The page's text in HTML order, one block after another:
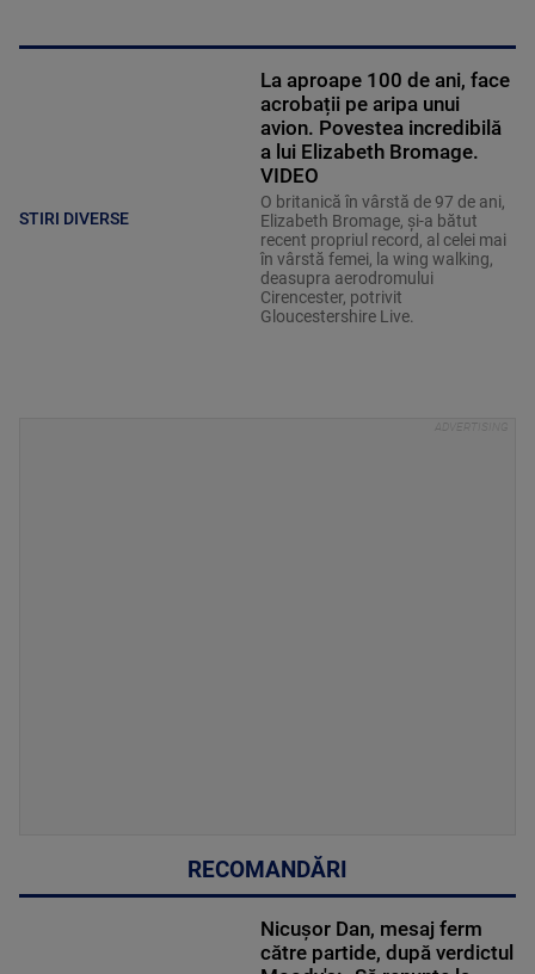
STIRI DIVERSE
La aproape 100 de ani, face
acrobații pe aripa unui
avion. Povestea incredibilă
a lui Elizabeth Bromage.
VIDEO
O britanică în vârstă de 97 de ani,
Elizabeth Bromage, şi-a bătut
recent propriul record, al celei mai
în vârstă femei, la wing walking,
deasupra aerodromului
Cirencester, potrivit
Gloucestershire Live.
RECOMANDĂRI
Nicușor Dan, mesaj ferm
către partide, după verdictul